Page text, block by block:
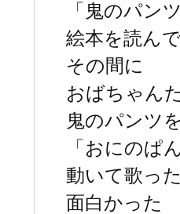
「鬼のパン
絵本を読ん
その間に
おばちゃん
鬼のパンツ
「おにのぱ
動いて歌っ
面白かった